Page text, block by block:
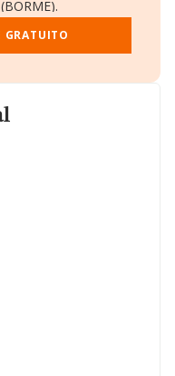
Empleados.
GRATUITO